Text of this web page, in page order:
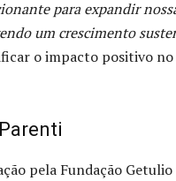
para expandir
um crescimento
o impacto positivo
pela Fundação